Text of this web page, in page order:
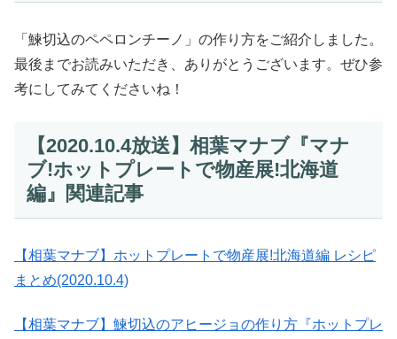
「鰊切込のペペロンチーノ」の作り方をご紹介しました。
最後までお読みいただき、ありがとうございます。ぜひ参
考にしてみてくださいね！
【2020.10.4放送】相葉マナブ『マナ
ブ!ホットプレートで物産展!北海道
編』関連記事
【相葉マナブ】ホットプレートで物産展!北海道編 レシピ
まとめ(2020.10.4)
【相葉マナブ】鰊切込のアヒージョの作り方『ホットプレ